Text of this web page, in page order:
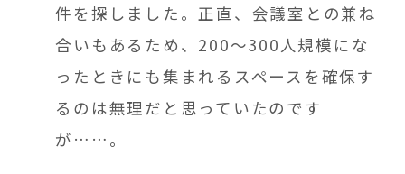
件を探しました。正直、会議室との兼ね
合いもあるため、200～300人規模にな
ったときにも集まれるスペースを確保す
るのは無理だと思っていたのです
が……。